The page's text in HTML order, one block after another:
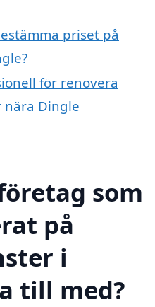
priset på
för renovera
Dingle
som
på
i
till med?